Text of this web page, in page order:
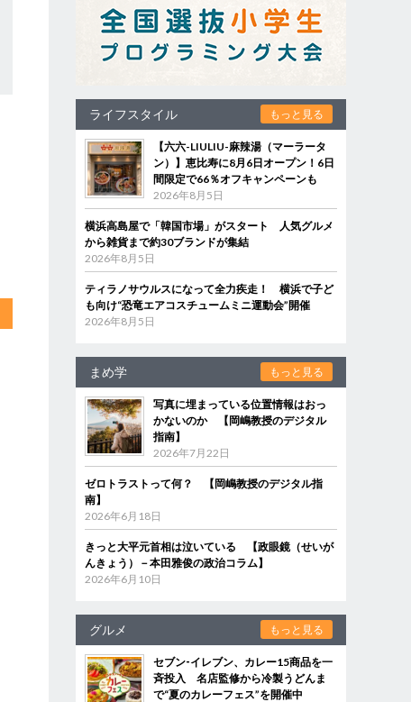
ライフスタイル もっと見る
【六六-LIULIU-麻辣湯（マーラータ
ン）】恵比寿に8月6日オープン！6日
間限定で66％オフキャンペーンも
2026年8月5日
横浜高島屋で「韓国市場」がスタート 人気グルメ
から雑貨まで約30ブランドが集結
2026年8月5日
ティラノサウルスになって全力疾走！ 横浜で子ど
も向け“恐竜エアコスチュームミニ運動会”開催
2026年8月5日
まめ学 もっと見る
写真に埋まっている位置情報はおっ
かないのか 【岡嶋教授のデジタル
指南】
2026年7月22日
ゼロトラストって何？ 【岡嶋教授のデジタル指
南】
2026年6月18日
きっと大平元首相は泣いている 【政眼鏡（せいが
んきょう）－本田雅俊の政治コラム】
2026年6月10日
グルメ もっと見る
セブン‐イレブン、カレー15商品を一
斉投入 名店監修から冷製うどんま
で“夏のカレーフェス”を開催中